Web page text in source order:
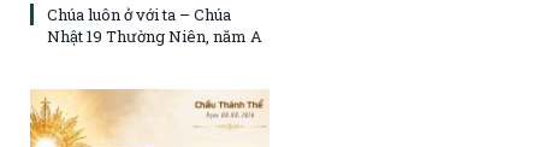
Chúa luôn ở với ta – Chúa
Nhật 19 Thường Niên, năm A